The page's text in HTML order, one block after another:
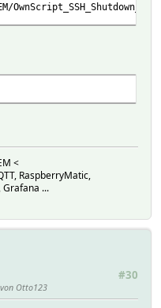
<
RaspberryMatic,
Grafana ...
#30
Otto123